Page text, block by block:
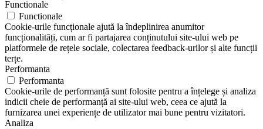
Functionale
Functionale
Cookie-urile funcționale ajută la îndeplinirea anumitor
funcționalități, cum ar fi partajarea conținutului site-ului web pe
platformele de rețele sociale, colectarea feedback-urilor și alte funcții
terțe.
Performanta
Performanta
Cookie-urile de performanță sunt folosite pentru a înțelege și analiza
indicii cheie de performanță ai site-ului web, ceea ce ajută la
furnizarea unei experiențe de utilizator mai bune pentru vizitatori.
Analiza